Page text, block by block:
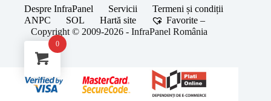
Despre InfraPanel Servicii
Termeni și condiții
ANPC
SOL Hartă site
Favorite –
Copyright © 2009-2026 - InfraPanel România
0